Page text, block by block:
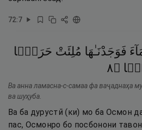
72:7
فَوَجَدْنَـٰهَا مُلِئَتْ حَرَسًۭا
۝٨
Ва анна ламасна-с-самаа фа ваҷаднаҳа
ва шуҳуба.
Ва ба дурустӣ (ки) мо ба Осмон
пас, Осмонро бо посбонони